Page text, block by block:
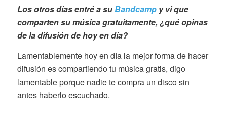
Los otros días entré a suBandcampy vi que
comparten su música gratuitamente, ¿qué opinas
de la difusión de hoy en día?
Lamentablemente hoy en día la mejor forma de hacer
difusión es compartiendo tu música gratis, digo
lamentable porque nadie te compra un disco sin
antes haberlo escuchado.